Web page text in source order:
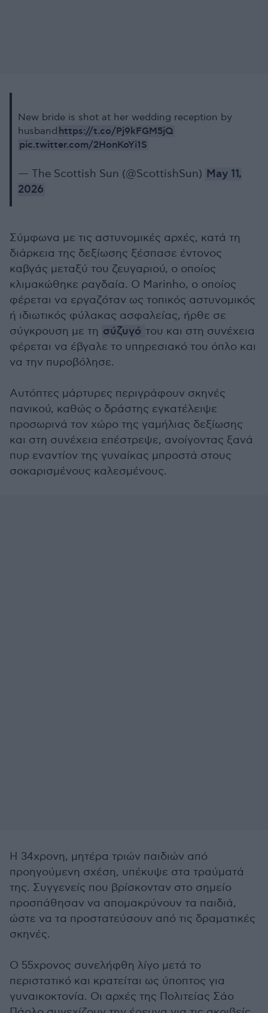
New bride is shot at her wedding reception by
husband https://t.co/Pj9kFGM5jQ
pic.twitter.com/2HonKoYi1S
— The Scottish Sun (@ScottishSun) May 11,
2026
Σύμφωνα με τις αστυνομικές αρχές, κατά τη
διάρκεια της δεξίωσης ξέσπασε έντονος
καβγάς μεταξύ του ζευγαριού, ο οποίος
κλιμακώθηκε ραγδαία. Ο Marinho, ο οποίος
φέρεται να εργαζόταν ως τοπικός αστυνομικός
ή ιδιωτικός φύλακας ασφαλείας, ήρθε σε
σύγκρουση με τη σύζυγό του και στη συνέχεια
φέρεται να έβγαλε το υπηρεσιακό του όπλο και
να την πυροβόλησε.
Αυτόπτες μάρτυρες περιγράφουν σκηνές
πανικού, καθώς ο δράστης εγκατέλειψε
προσωρινά τον χώρο της γαμήλιας δεξίωσης
και στη συνέχεια επέστρεψε, ανοίγοντας ξανά
πυρ εναντίον της γυναίκας μπροστά στους
σοκαρισμένους καλεσμένους.
Η 34χρονη, μητέρα τριών παιδιών από
προηγούμενη σχέση, υπέκυψε στα τραύματά
της. Συγγενείς που βρίσκονταν στο σημείο
προσπάθησαν να απομακρύνουν τα παιδιά,
ώστε να τα προστατεύσουν από τις δραματικές
σκηνές.
Ο 55χρονος συνελήφθη λίγο μετά το
περιστατικό και κρατείται ως ύποπτος για
γυναικοκτονία. Οι αρχές της Πολιτείας Σάο